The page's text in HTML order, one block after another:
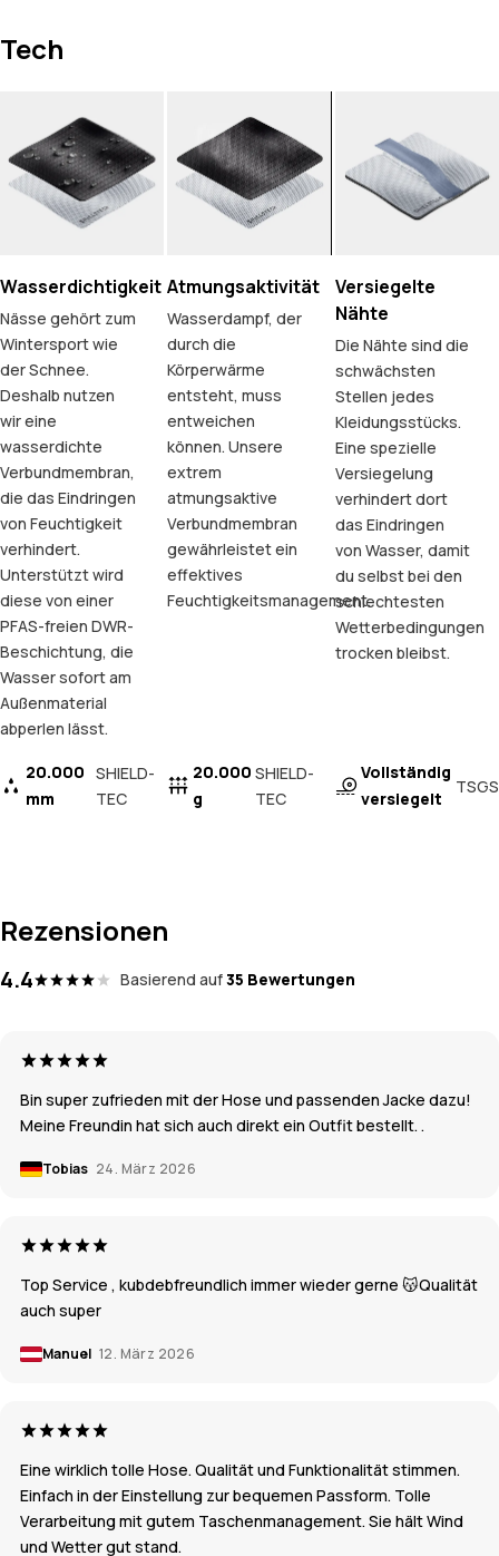
Tech
Wasserdichtigkeit
Nässe gehört zum
Wintersport wie
der Schnee.
Deshalb nutzen
wir eine
wasserdichte
Verbundmembran,
die das Eindringen
von Feuchtigkeit
verhindert.
Unterstützt wird
diese von einer
PFAS-freien DWR-
Beschichtung, die
Wasser sofort am
Außenmaterial
abperlen lässt.
20.000
mm
SHIELD-
TEC
Atmungsaktivität
Wasserdampf, der
durch die
Körperwärme
entsteht, muss
entweichen
können. Unsere
extrem
atmungsaktive
Verbundmembran
gewährleistet ein
effektives
Feuchtigkeitsmanagement.
20.000
g
SHIELD-
TEC
Versiegelte
Nähte
Die Nähte sind die
schwächsten
Stellen jedes
Kleidungsstücks.
Eine spezielle
Versiegelung
verhindert dort
das Eindringen
von Wasser, damit
du selbst bei den
schlechtesten
Wetterbedingungen
trocken bleibst.
Vollständig
versiegelt
TSGS
Rezensionen
4.4 Basierend auf35 Bewertungen
Bin super zufrieden mit der Hose und passenden Jacke dazu!
Meine Freundin hat sich auch direkt ein Outfit bestellt. .
Tobias 24. März 2026
Top Service , kubdebfreundlich immer wieder gerne 😽Qualität
auch super
Manuel 12. März 2026
Eine wirklich tolle Hose. Qualität und Funktionalität stimmen.
Einfach in der Einstellung zur bequemen Passform. Tolle
Verarbeitung mit gutem Taschenmanagement. Sie hält Wind
und Wetter gut stand.